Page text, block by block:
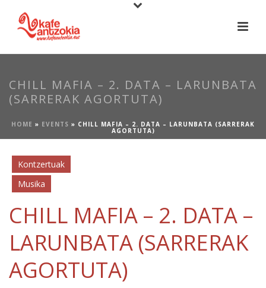
CHILL MAFIA – 2. DATA – LARUNBATA
(SARRERAK AGORTUTA)
HOME » EVENTS » CHILL MAFIA – 2. DATA – LARUNBATA (SARRERAK
AGORTUTA)
Kontzertuak
Musika
CHILL MAFIA – 2. DATA –
LARUNBATA (SARRERAK
AGORTUTA)